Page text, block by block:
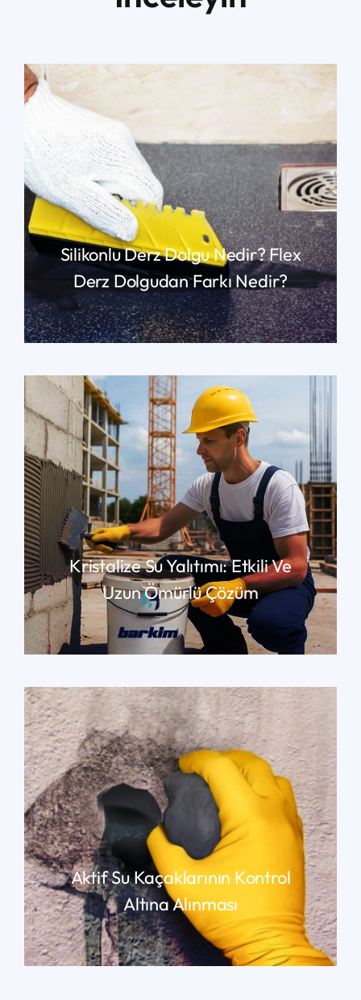
Silikonlu Derz Dolgu Nedir? Flex
Derz Dolgudan Farkı Nedir?
YAZIMIZIN DEVAMI İÇIN TIKLAYIN
Kristalize Su Yalıtımı: Etkili Ve
Uzun Ömürlü Çözüm
YAZIMIZIN DEVAMI İÇIN TIKLAYIN
Aktif Su Kaçaklarının Kontrol
Altına Alınması
YAZIMIZIN DEVAMI İÇIN TIKLAYIN